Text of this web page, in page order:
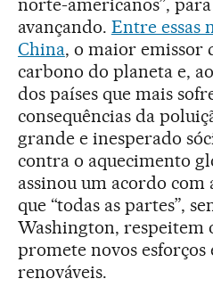
norte-americanos”,
avançando. Entre essas
China, o maior emissor
carbono do planeta e,
dos países que mais
consequências da
grande e inesperado
contra o aquecimento
assinou um acordo com
que “todas as partes”,
Washington, respeitem
promete novos esforços
renováveis.